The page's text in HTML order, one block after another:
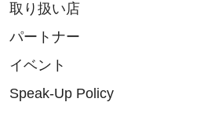
取り扱い店
パートナー
イベント
Speak-Up Policy